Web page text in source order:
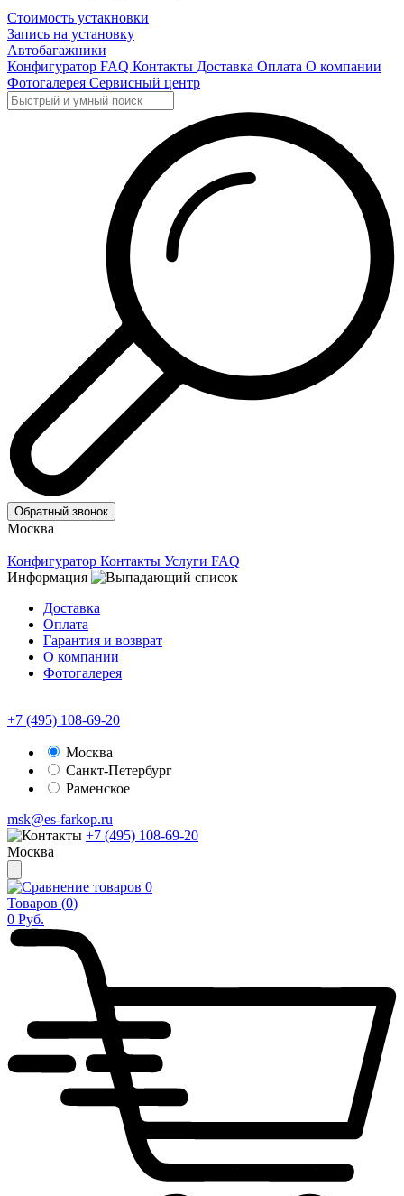
Стоимость устакновки
Запись на установку
Автобагажники
Конфигуратор FAQ Контакты Доставка Оплата О компании
Фотогалерея Сервисный центр
Обратный звонок
Москва
Конфигуратор Контакты Услуги FAQ
Информация
Доставка
Оплата
Гарантия и возврат
О компании
Фотогалерея
+7 (495) 108-69-20
Москва
Санкт-Петербург
Раменское
msk@es-farkop.ru
+7 (495) 108-69-20
Москва
0
Товаров (0)
0 Руб.